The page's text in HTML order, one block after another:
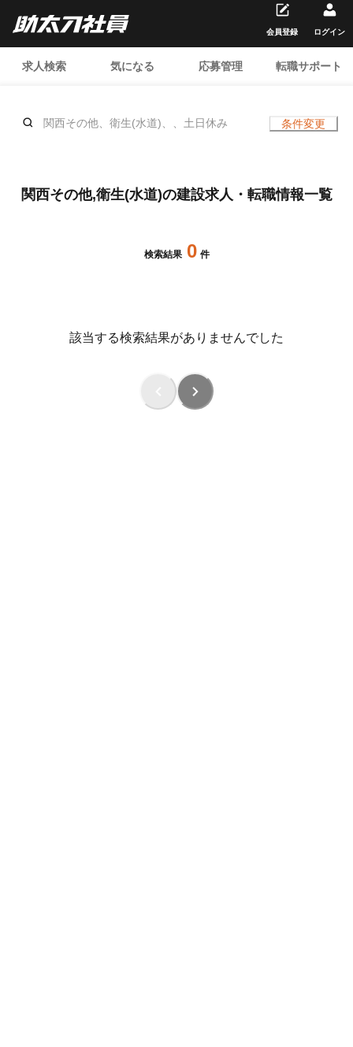
求人検索 気になる 応募管理 転職サポート
会員登録 ログイン
関西その他、衛生(水道)、、土日休み 条件変更
関西その他,衛生(水道)の建設求人・転職情報一覧
検索結果 0 件
該当する検索結果がありませんでした